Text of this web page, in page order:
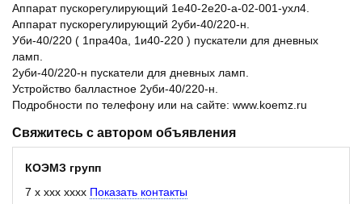
Аппарат пускорегулирующий 1е40-2е20-а-02-001-ухл4.
Аппарат пускорегулирующий 2уби-40/220-н.
Уби-40/220 ( 1пра40а, 1и40-220 ) пускатели для дневных
ламп.
2уби-40/220-н пускатели для дневных ламп.
Устройство балластное 2уби-40/220-н.
Подробности по телефону или на сайте: www.koemz.ru
Свяжитесь с автором объявления
КОЭМЗ групп
7 x xxx xxxx Показать контакты